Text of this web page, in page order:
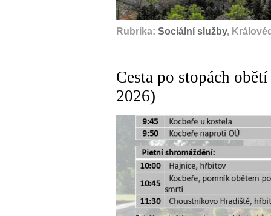
Rubrika: Sociální služby,
Cesta po stopách
2026)